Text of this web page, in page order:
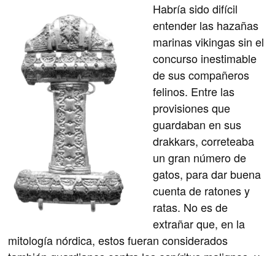
Habría sido difícil
entender las hazañas
marinas vikingas sin el
concurso inestimable
de sus compañeros
felinos. Entre las
provisiones que
guardaban en sus
drakkars, correteaba
un gran número de
gatos, para dar buena
cuenta de ratones y
ratas. No es de
extrañar que, en la
mitología nórdica, estos fueran considerados